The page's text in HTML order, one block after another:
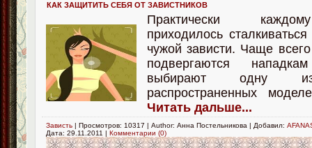
КАК ЗАЩИТИТЬ СЕБЯ ОТ ЗАВИСТНИКОВ
Практически
приходилось
чужой зависти. Чаще
подвергаются
выбирают одну
распространенных
Читать дальше...
Зависть | Просмотров: 10317 | Author: Анна Постельникова | Добавил:
Дата: 29.11.2011 | Комментарии (0)